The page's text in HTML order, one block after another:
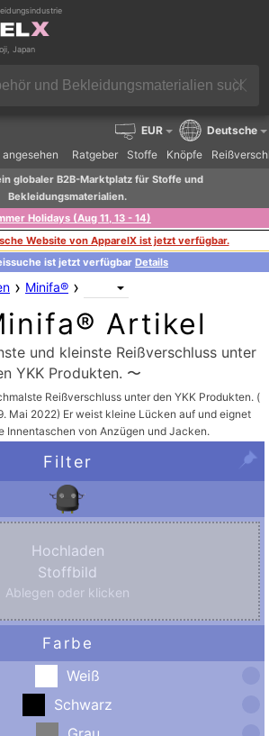
Japan
Ratgeber Stoffe Knöpfe
EUR Deutsche
globaler B2B-Marktplatz für Stoffe und
Bekleidungsmaterialien.
Holidays (Aug 11, 13 - 14)
Website von ApparelX ist jetzt verfügbar.
ist jetzt verfügbar Details
› Minifa® ›
Artikel
und kleinste Reißverschluss unter
YKK Produkten. 〜
Reißverschluss unter den YKK Produkten. (
Mai 2022) Er weist kleine Lücken auf und eignet
Innentaschen von Anzügen und Jacken.
Filter
Hochladen
Stoffbild
Ablegen oder klicken
Farbe
Weiß
Schwarz